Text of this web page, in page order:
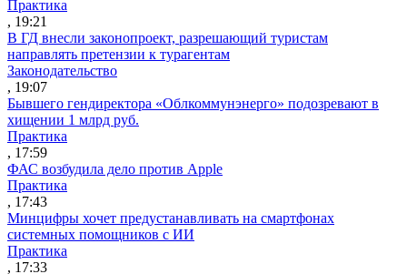
Практика
, 19:21
В ГД внесли законопроект, разрешающий туристам
направлять претензии к турагентам
Законодательство
, 19:07
Бывшего гендиректора «Облкоммунэнерго» подозревают в
хищении 1 млрд руб.
Практика
, 17:59
ФАС возбудила дело против Apple
Практика
, 17:43
Минцифры хочет предустанавливать на смартфонах
системных помощников с ИИ
Практика
, 17:33